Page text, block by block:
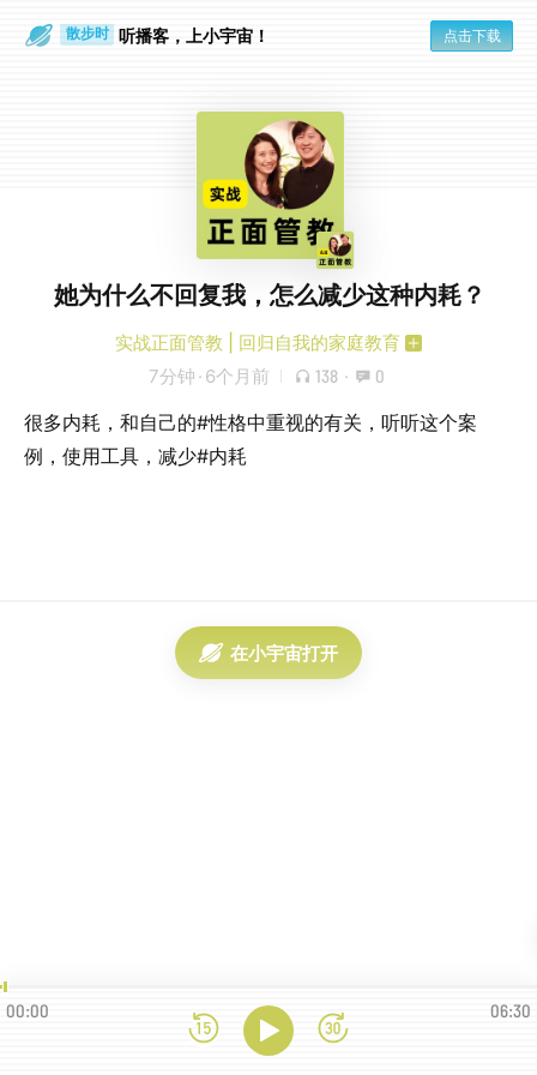
散步时 听播客，上小宇宙！ 点击下载
她为什么不回复我，怎么减少这种内耗？
实战正面管教 | 回归自我的家庭教育
7分钟 · 6个月前 138 · 0
很多内耗，和自己的#性格中重视的有关，听听这个案
例，使用工具，减少#内耗
在小宇宙打开
00:00 06:30